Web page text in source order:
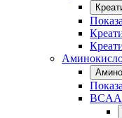
BCAA